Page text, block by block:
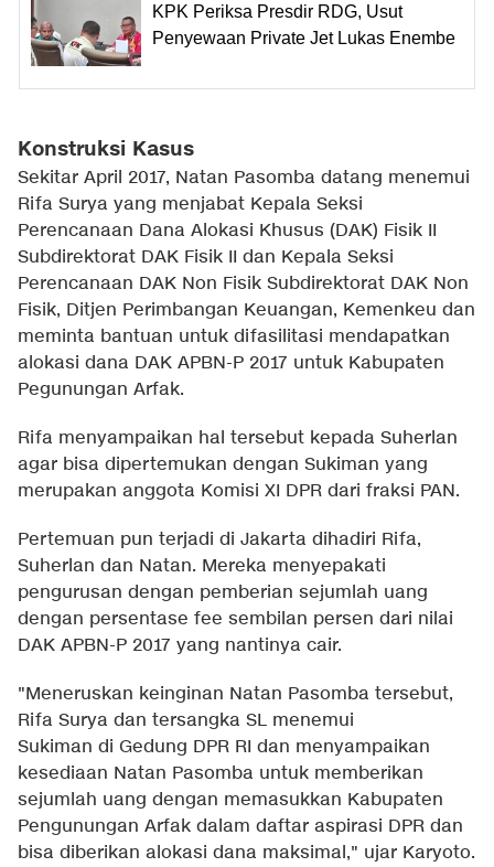
KPK Periksa Presdir RDG, Usut
Penyewaan Private Jet Lukas Enembe
Konstruksi Kasus
Sekitar April 2017, Natan Pasomba datang menemui
Rifa Surya yang menjabat Kepala Seksi
Perencanaan Dana Alokasi Khusus (DAK) Fisik II
Subdirektorat DAK Fisik II dan Kepala Seksi
Perencanaan DAK Non Fisik Subdirektorat DAK Non
Fisik, Ditjen Perimbangan Keuangan, Kemenkeu dan
meminta bantuan untuk difasilitasi mendapatkan
alokasi dana DAK APBN-P 2017 untuk Kabupaten
Pegunungan Arfak.
Rifa menyampaikan hal tersebut kepada Suherlan
agar bisa dipertemukan dengan Sukiman yang
merupakan anggota Komisi XI DPR dari fraksi PAN.
Pertemuan pun terjadi di Jakarta dihadiri Rifa,
Suherlan dan Natan. Mereka menyepakati
pengurusan dengan pemberian sejumlah uang
dengan persentase fee sembilan persen dari nilai
DAK APBN-P 2017 yang nantinya cair.
"Meneruskan keinginan Natan Pasomba tersebut,
Rifa Surya dan tersangka SL menemui
Sukiman di Gedung DPR RI dan menyampaikan
kesediaan Natan Pasomba untuk memberikan
sejumlah uang dengan memasukkan Kabupaten
Pengunungan Arfak dalam daftar aspirasi DPR dan
bisa diberikan alokasi dana maksimal," ujar Karyoto.